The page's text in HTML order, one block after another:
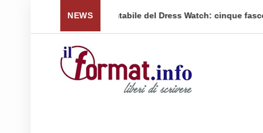
NEWS
per tornare a ... Quellidipiazzaaffari lancia un